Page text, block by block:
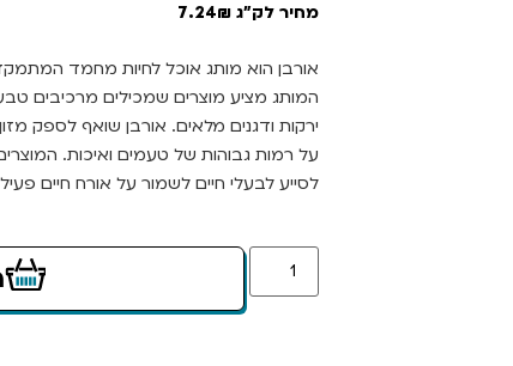
מחיר לק"ג 7.24₪
אורבן הוא מותג אוכל לחיות מחמד
המותג מציע מוצרים שמכילים מרכיבים
ירקות ודגנים מלאים. אורבן שואף לספק
על רמות גבוהות של טעמים ואיכות.
לסייע לבעלי חיים לשמור על אורח חיים